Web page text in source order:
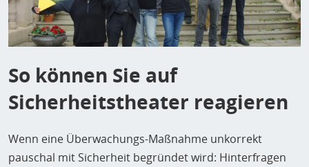
So können Sie auf
Sicherheitstheater reagieren
Wenn eine Überwachungs-Maßnahme unkorrekt
pauschal mit Sicherheit begründet wird: Hinterfragen